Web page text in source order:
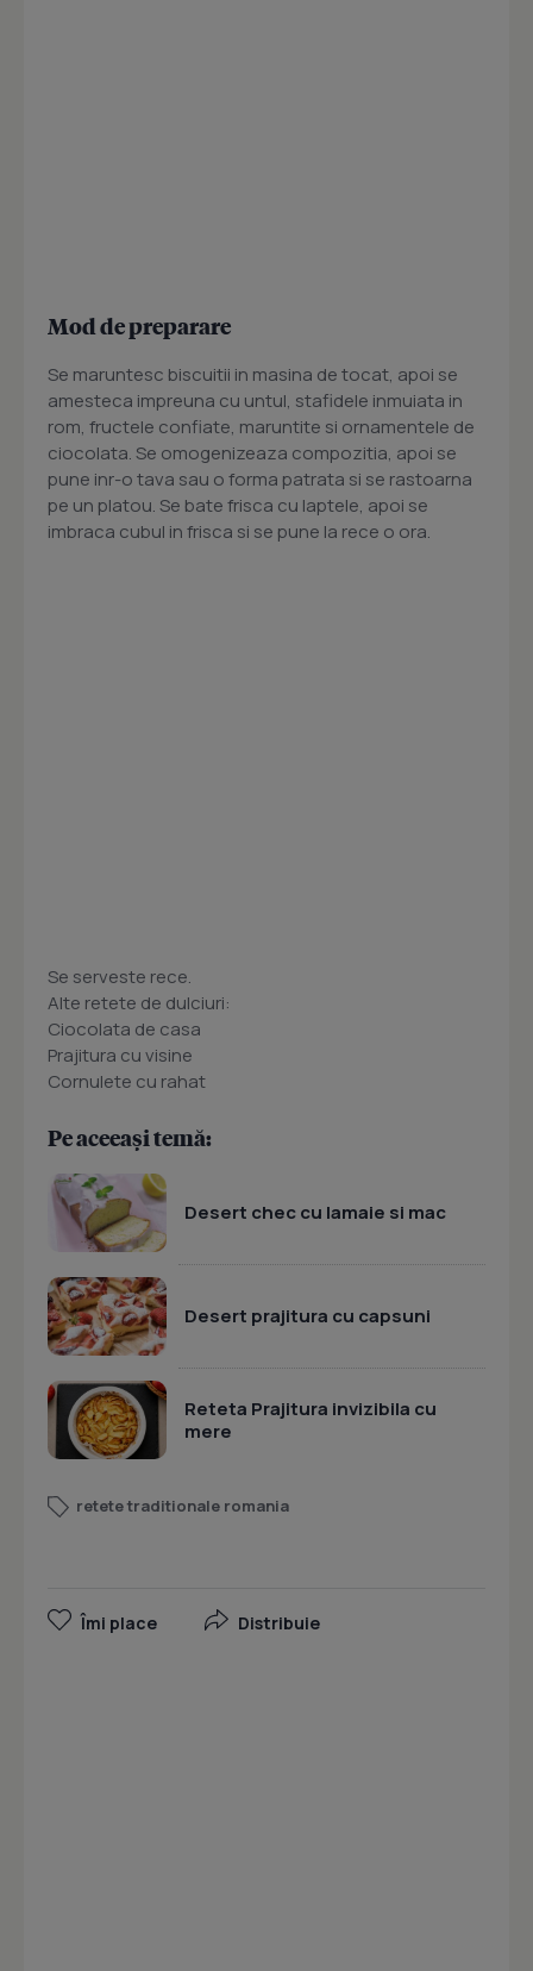
Mod de preparare
Se maruntesc biscuitii in masina de tocat, apoi se
amesteca impreuna cu untul, stafidele inmuiata in
rom, fructele confiate, maruntite si ornamentele de
ciocolata. Se omogenizeaza compozitia, apoi se
pune inr-o tava sau o forma patrata si se rastoarna
pe un platou. Se bate frisca cu laptele, apoi se
imbraca cubul in frisca si se pune la rece o ora.
Se serveste rece.
Alte retete de dulciuri:
Ciocolata de casa
Prajitura cu visine
Cornulete cu rahat
Pe aceeași temă:
Desert chec cu lamaie si mac
Desert prajitura cu capsuni
Reteta Prajitura invizibila cu
mere
retete traditionale romania
Îmi place Distribuie